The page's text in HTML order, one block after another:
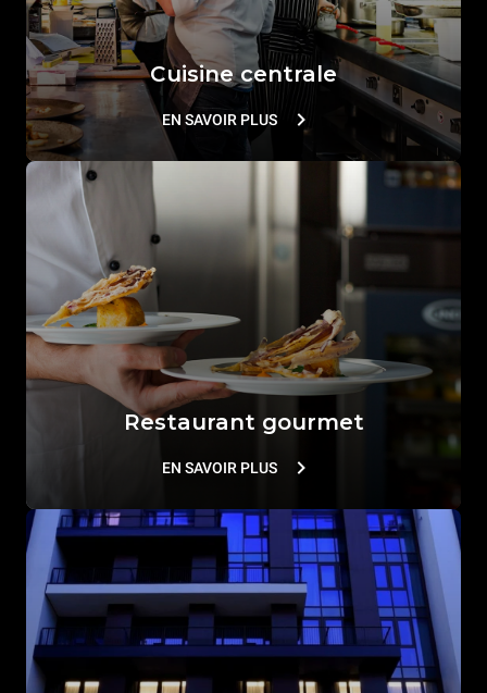
Cuisine centrale
EN SAVOIR PLUS
Restaurant gourmet
EN SAVOIR PLUS